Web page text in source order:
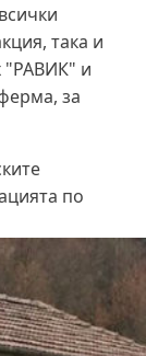
така и
"РАВИК" и
за
по